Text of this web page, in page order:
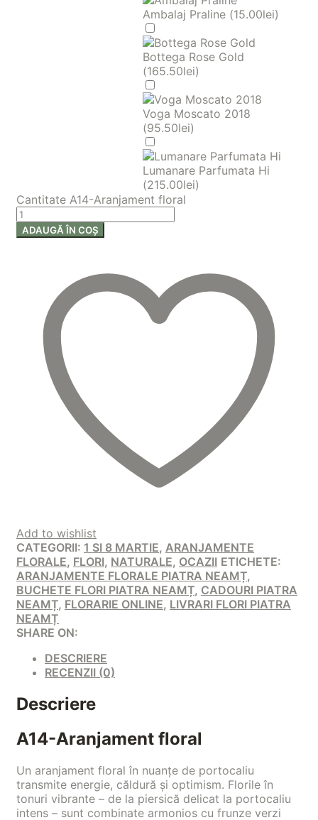
Ambalaj Praline (15.00lei)
Bottega Rose Gold
(165.50lei)
Voga Moscato 2018
(95.50lei)
Lumanare Parfumata Hi
(215.00lei)
Cantitate A14-Aranjament floral
ADAUGĂ ÎN COȘ
Add to wishlist
CATEGORII: 1 SI 8 MARTIE, ARANJAMENTE
FLORALE, FLORI, NATURALE, OCAZII ETICHETE:
ARANJAMENTE FLORALE PIATRA NEAMȚ,
BUCHETE FLORI PIATRA NEAMȚ, CADOURI PIATRA
NEAMȚ, FLORARIE ONLINE, LIVRARI FLORI PIATRA
NEAMȚ
SHARE ON:
DESCRIERE
RECENZII (0)
Descriere
A14-Aranjament floral
Un aranjament floral în nuanțe de portocaliu
transmite energie, căldură și optimism. Florile în
tonuri vibrante – de la piersică delicat la portocaliu
intens – sunt combinate armonios cu frunze verzi